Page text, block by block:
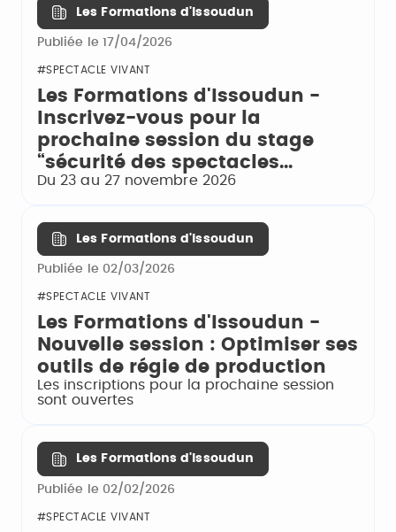
Les Formations d'Issoudun
Publiée le 17/04/2026
#SPECTACLE VIVANT
Les Formations d'Issoudun -
Inscrivez-vous pour la
prochaine session du stage
“sécurité des spectacles...
Du 23 au 27 novembre 2026
Les Formations d'Issoudun
Publiée le 02/03/2026
#SPECTACLE VIVANT
Les Formations d'Issoudun -
Nouvelle session : Optimiser ses
outils de régie de production
Les inscriptions pour la prochaine session
sont ouvertes
Les Formations d'Issoudun
Publiée le 02/02/2026
#SPECTACLE VIVANT